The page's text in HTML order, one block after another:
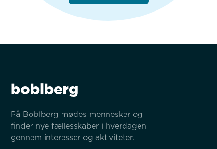
boblberg
På Boblberg mødes mennesker og
finder nye fællesskaber i hverdagen
gennem interesser og aktiviteter.